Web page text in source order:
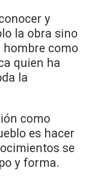
y
la obra sino
hombre como
quien ha
la
como
es hacer
se
y forma.